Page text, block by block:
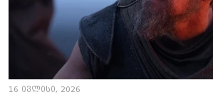
16 ივლისი, 2026